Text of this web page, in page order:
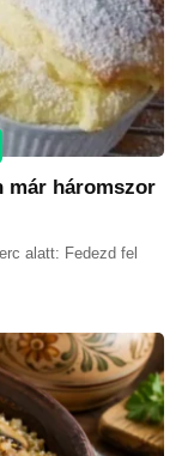
már háromszor
alatt: Fedezd fel